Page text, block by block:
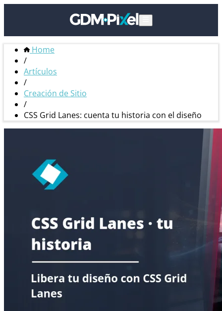
Home
/
Artículos
/
Creación de Sitio
/
CSS Grid Lanes: cuenta tu historia con el diseño